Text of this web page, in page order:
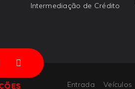
Intermediação de Crédito
Entrada Veículos